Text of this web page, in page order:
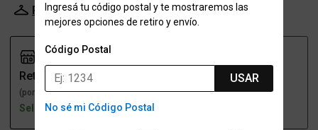
Ingresá tu código postal y te mostraremos las
mejores opciones de retiro y envío.
Código Postal
USAR
No sé mi Código Postal
Probador Virtual Tabla de talles
Retiro
(por una sucursal)
Seleccioná talle
(a domicilio)